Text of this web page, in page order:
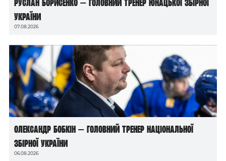
Руслан Борисенко — головний тренер юнацької збірної
України
07.08.2026
Олександр Бобкін — головний тренер національної
збірної України
06.08.2026